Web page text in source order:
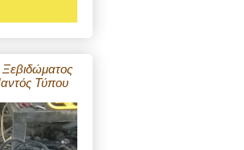
Τύπου